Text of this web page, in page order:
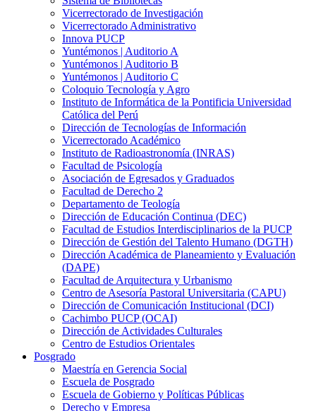
Vicerrectorado de Investigación
Vicerrectorado Administrativo
Innova PUCP
Yuntémonos | Auditorio A
Yuntémonos | Auditorio B
Yuntémonos | Auditorio C
Coloquio Tecnología y Agro
Instituto de Informática de la Pontificia Universidad
Católica del Perú
Dirección de Tecnologías de Información
Vicerrectorado Académico
Instituto de Radioastronomía (INRAS)
Facultad de Psicología
Asociación de Egresados y Graduados
Facultad de Derecho 2
Departamento de Teología
Dirección de Educación Continua (DEC)
Facultad de Estudios Interdisciplinarios de la PUCP
Dirección de Gestión del Talento Humano (DGTH)
Dirección Académica de Planeamiento y Evaluación
(DAPE)
Facultad de Arquitectura y Urbanismo
Centro de Asesoría Pastoral Universitaria (CAPU)
Dirección de Comunicación Institucional (DCI)
Cachimbo PUCP (OCAI)
Dirección de Actividades Culturales
Centro de Estudios Orientales
Posgrado
Maestría en Gerencia Social
Escuela de Posgrado
Escuela de Gobierno y Políticas Públicas
Derecho y Empresa